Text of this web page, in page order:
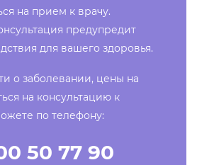
на прием к врачу.
предупредит
для вашего здоровья.
о заболевании, цены на
на консультацию к
по телефону:
50 77 90